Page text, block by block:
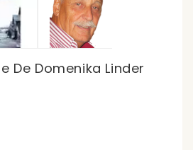
De Domenika Linder